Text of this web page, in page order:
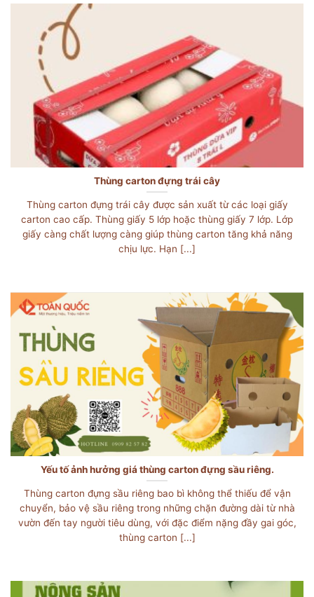
Thùng carton đựng trái cây
Thùng carton đựng trái cây được sản xuất từ các loại giấy
carton cao cấp. Thùng giấy 5 lớp hoặc thùng giấy 7 lớp. Lớp
giấy càng chất lượng càng giúp thùng carton tăng khả năng
chịu lực. Hạn [...]
Yếu tố ảnh hưởng giá thùng carton đựng sầu riêng.
Thùng carton đựng sầu riêng bao bì không thể thiếu để vận
chuyển, bảo vệ sầu riêng trong những chặn đường dài từ nhà
vườn đến tay người tiêu dùng, với đặc điểm nặng đầy gai góc,
thùng carton [...]